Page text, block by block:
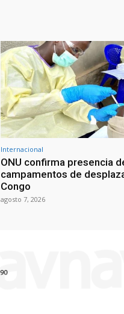
Internacional
ONU confirma presencia
campamentos de
Congo
agosto 7, 2026